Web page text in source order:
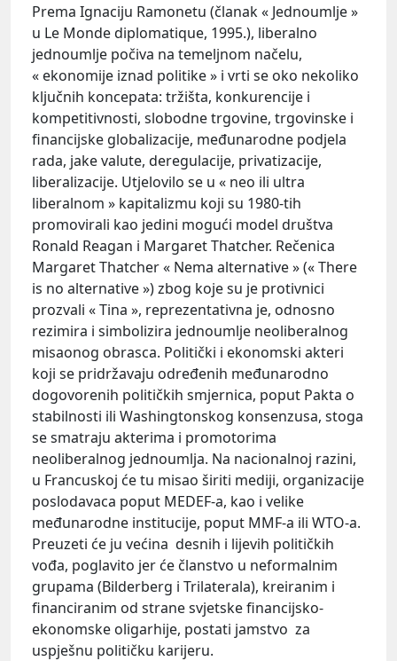
Prema Ignaciju Ramonetu (članak « Jednoumlje »
u Le Monde diplomatique, 1995.), liberalno
jednoumlje počiva na temeljnom načelu,
« ekonomije iznad politike » i vrti se oko nekoliko
ključnih koncepata: tržišta, konkurencije i
kompetitivnosti, slobodne trgovine, trgovinske i
financijske globalizacije, međunarodne podjela
rada, jake valute, deregulacije, privatizacije,
liberalizacije. Utjelovilo se u « neo ili ultra
liberalnom » kapitalizmu koji su 1980-tih
promovirali kao jedini mogući model društva
Ronald Reagan i Margaret Thatcher. Rečenica
Margaret Thatcher « Nema alternative » (« There
is no alternative ») zbog koje su je protivnici
prozvali « Tina », reprezentativna je, odnosno
rezimira i simbolizira jednoumlje neoliberalnog
misaonog obrasca. Politički i ekonomski akteri
koji se pridržavaju određenih međunarodno
dogovorenih političkih smjernica, poput Pakta o
stabilnosti ili Washingtonskog konsenzusa, stoga
se smatraju akterima i promotorima
neoliberalnog jednoumlja. Na nacionalnoj razini,
u Francuskoj će tu misao širiti mediji, organizacije
poslodavaca poput MEDEF-a, kao i velike
međunarodne institucije, poput MMF-a ili WTO-a.
Preuzeti će ju većina desnih i lijevih političkih
vođa, poglavito jer će članstvo u neformalnim
grupama (Bilderberg i Trilaterala), kreiranim i
financiranim od strane svjetske financijsko-
ekonomske oligarhije, postati jamstvo za
uspješnu političku karijeru.